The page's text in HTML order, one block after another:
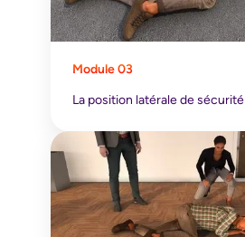
Module 03
La position latérale de sécurité